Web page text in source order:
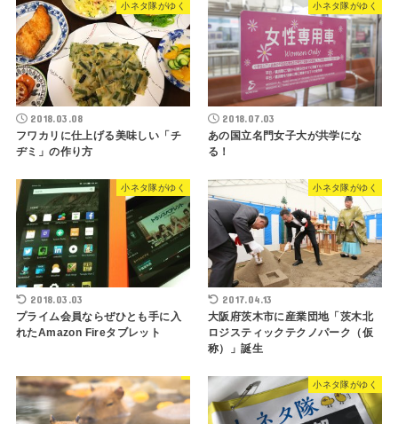
小ネタ隊がゆく
2018.03.08
フワカリに仕上げる美味しい「チ
ヂミ」の作り方
小ネタ隊がゆく
2018.07.03
あの国立名門女子大が共学にな
る！
小ネタ隊がゆく
2018.03.03
プライム会員ならぜひとも手に入
れたAmazon Fireタブレット
小ネタ隊がゆく
2017.04.13
大阪府茨木市に産業団地「茨木北
ロジスティックテクノパーク（仮
称）」誕生
小ネタ隊がゆく